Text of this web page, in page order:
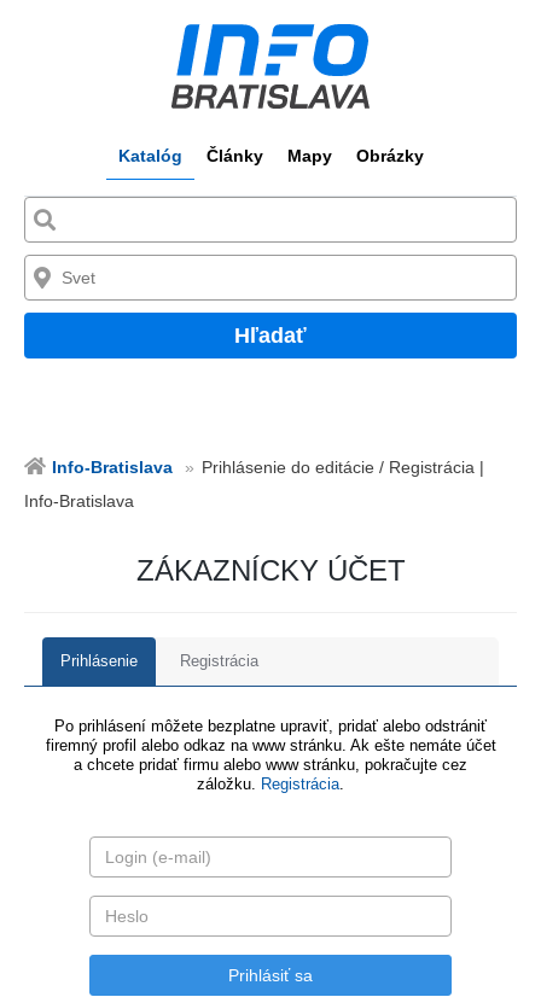
Katalóg Články Mapy Obrázky
Hľadať
Info-Bratislava
Prihlásenie do editácie / Registrácia |
Info-Bratislava
ZÁKAZNÍCKY ÚČET
Prihlásenie Registrácia
Po prihlásení môžete bezplatne upraviť, pridať alebo odstrániť
firemný profil alebo odkaz na www stránku. Ak ešte nemáte účet
a chcete pridať firmu alebo www stránku, pokračujte cez
záložku. Registrácia.